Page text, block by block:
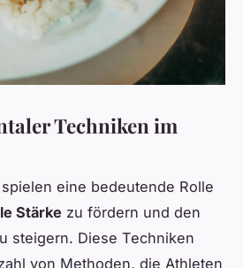
Techniken im
eine bedeutende Rolle
Stärke zu fördern und den
steigern. Diese Techniken
von Methoden, die Athleten